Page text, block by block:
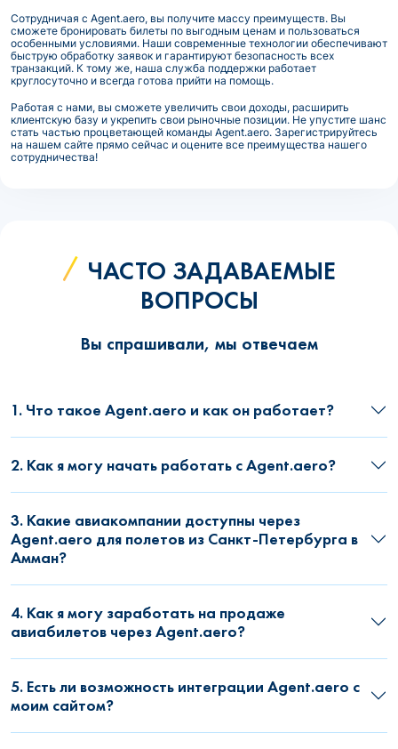
Сотрудничая с Agent.aero, вы получите массу преимуществ. Вы
сможете бронировать билеты по выгодным ценам и пользоваться
особенными условиями. Наши современные технологии обеспечивают
быструю обработку заявок и гарантируют безопасность всех
транзакций. К тому же, наша служба поддержки работает
круглосуточно и всегда готова прийти на помощь.
Работая с нами, вы сможете увеличить свои доходы, расширить
клиентскую базу и укрепить свои рыночные позиции. Не упустите шанс
стать частью процветающей команды Agent.aero. Зарегистрируйтесь
на нашем сайте прямо сейчас и оцените все преимущества нашего
сотрудничества!
ЧАСТО ЗАДАВАЕМЫЕ
ВОПРОСЫ
Вы спрашивали, мы отвечаем
1. Что такое Agent.aero и как он работает?
2. Как я могу начать работать с Agent.aero?
3. Какие авиакомпании доступны через
Agent.aero для полетов из Санкт-Петербурга в
Амман?
4. Как я могу заработать на продаже
авиабилетов через Agent.aero?
5. Есть ли возможность интеграции Agent.aero с
моим сайтом?